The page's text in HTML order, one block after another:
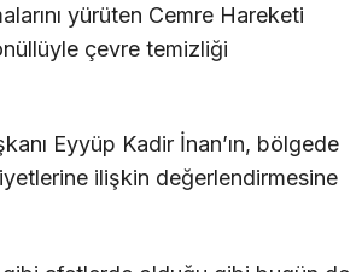
yürüten Cemre Hareketi
çevre temizliği
Eyyüp Kadir İnan’ın, bölgede
ilişkin değerlendirmesine